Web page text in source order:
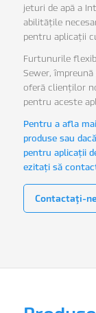
jeturi de apă a
abilitățile
pentru aplicații
Furtunurile
Sewer,
oferă clienților
pentru aceste
Pentru a afla
produse sau
pentru aplicații
ezitați să
Contactaţi-ne